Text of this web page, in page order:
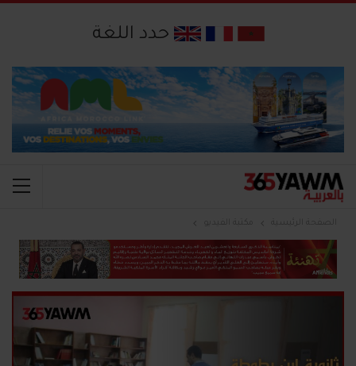
حدد اللغة
الصفحة الرئيسية مكتبة الفيديو